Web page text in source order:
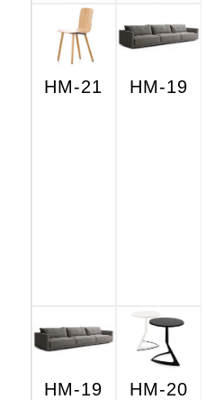
HM-21 HM-19
HM-19 HM-20